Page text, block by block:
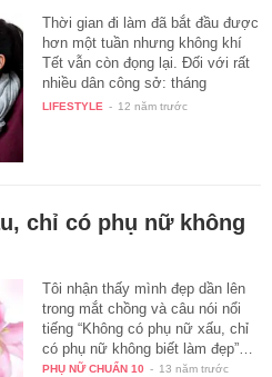
Thời gian đi làm đã bắt đầu được
hơn một tuần nhưng không khí
Tết vẫn còn đọng lại. Đối với rất
nhiều dân công sở: tháng
Giêng…
LIFESTYLE - 12 năm trước
chỉ có phụ nữ không
Tôi nhận thấy mình đẹp dần lên
trong mắt chồng và câu nói nổi
tiếng “Không có phụ nữ xấu, chỉ
có phụ nữ không biết làm đẹp”…
PHỤ NỮ CHUẨN 10 - 13 năm trước